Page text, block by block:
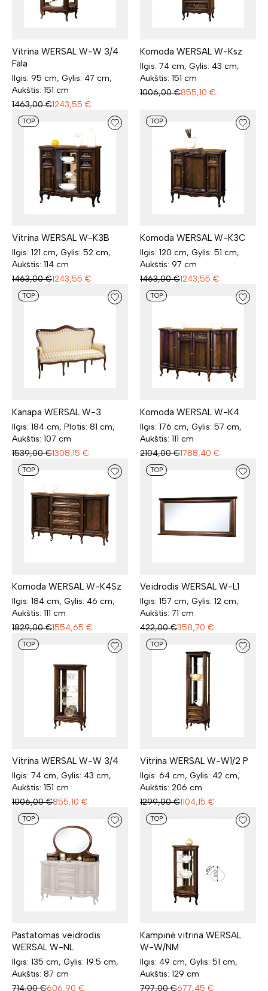
Vitrina WERSAL W-W 3/4
Fala
Ilgis: 95 cm, Gylis: 47 cm,
Aukštis: 151 cm
1463,00 €1243,55 €
Komoda WERSAL W-Ksz
Ilgis: 74 cm, Gylis: 43 cm,
Aukštis: 151 cm
1006,00 €855,10 €
TOP
Vitrina WERSAL W-K3B
Ilgis: 121 cm, Gylis: 52 cm,
Aukštis: 114 cm
1463,00 €1243,55 €
TOP
Komoda WERSAL W-K3C
Ilgis: 120 cm, Gylis: 51 cm,
Aukštis: 97 cm
1463,00 €1243,55 €
TOP
Kanapa WERSAL W-3
Ilgis: 184 cm, Plotis: 81 cm,
Aukštis: 107 cm
1539,00 €1308,15 €
TOP
Komoda WERSAL W-K4
Ilgis: 176 cm, Gylis: 57 cm,
Aukštis: 111 cm
2104,00 €1788,40 €
TOP
Komoda WERSAL W-K4Sz
Ilgis: 184 cm, Gylis: 46 cm,
Aukštis: 111 cm
1829,00 €1554,65 €
TOP
Veidrodis WERSAL W-L1
Ilgis: 157 cm, Gylis: 12 cm,
Aukštis: 71 cm
422,00 €358,70 €
TOP
Vitrina WERSAL W-W 3/4
Ilgis: 74 cm, Gylis: 43 cm,
Aukštis: 151 cm
1006,00 €855,10 €
TOP
Vitrina WERSAL W-W1/2 P
Ilgis: 64 cm, Gylis: 42 cm,
Aukštis: 206 cm
1299,00 €1104,15 €
TOP
Pastatomas veidrodis
WERSAL W-NL
Ilgis: 135 cm, Gylis: 19.5 cm,
Aukštis: 87 cm
714,00 €606,90 €
TOP
Kampinė vitrina WERSAL
W-W/NM
Ilgis: 49 cm, Gylis: 51 cm,
Aukštis: 129 cm
797,00 €677,45 €